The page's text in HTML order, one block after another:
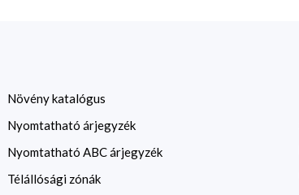
Növény katalógus
Nyomtatható árjegyzék
Nyomtatható ABC árjegyzék
Télállósági zónák